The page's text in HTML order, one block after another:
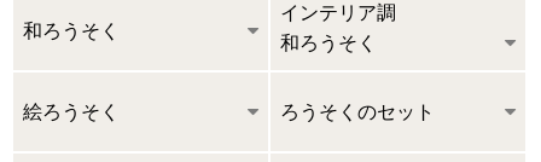
和ろうそく
インテリア調
和ろうそく
絵ろうそく ろうそくのセット